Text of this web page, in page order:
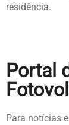
residência.
Portal
Para notícias